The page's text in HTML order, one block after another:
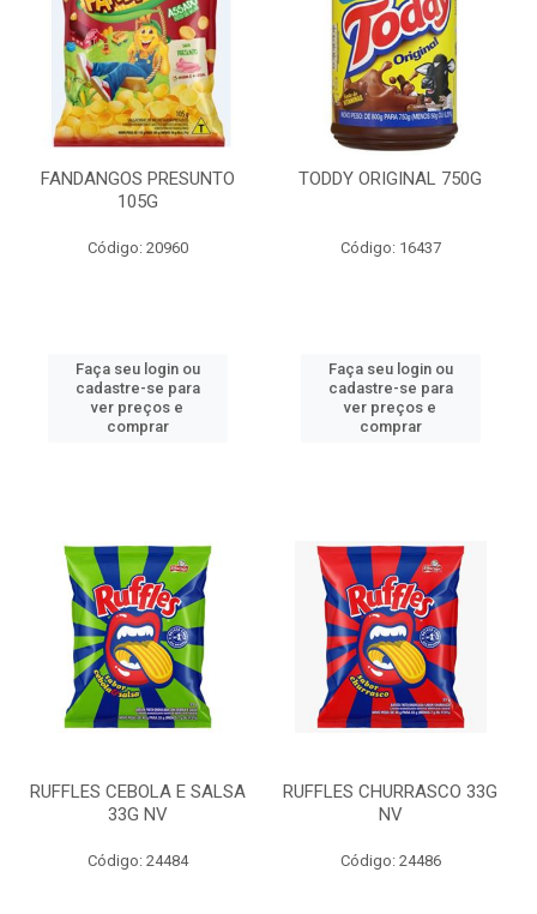
FANDANGOS PRESUNTO
105G
Código: 20960
Faça seu login ou
cadastre-se para
ver preços e
comprar
TODDY ORIGINAL 750G
Código: 16437
Faça seu login ou
cadastre-se para
ver preços e
comprar
RUFFLES CEBOLA E SALSA
33G NV
Código: 24484
RUFFLES CHURRASCO 33G
NV
Código: 24486